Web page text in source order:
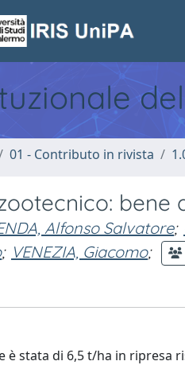
01 - Contributo in rivista
bene
Alfonso Salvatore;
; VENEZIA, Giacomo;
è stata di 6,5 t/ha in ripresa